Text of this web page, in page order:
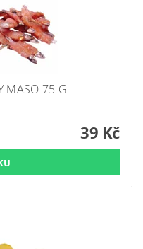
MASO 75 G
39 Kč